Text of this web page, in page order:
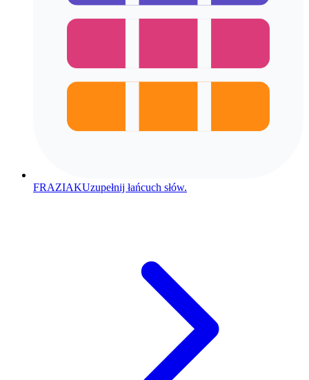
FRAZIAKUzupełnij łańcuch słów.